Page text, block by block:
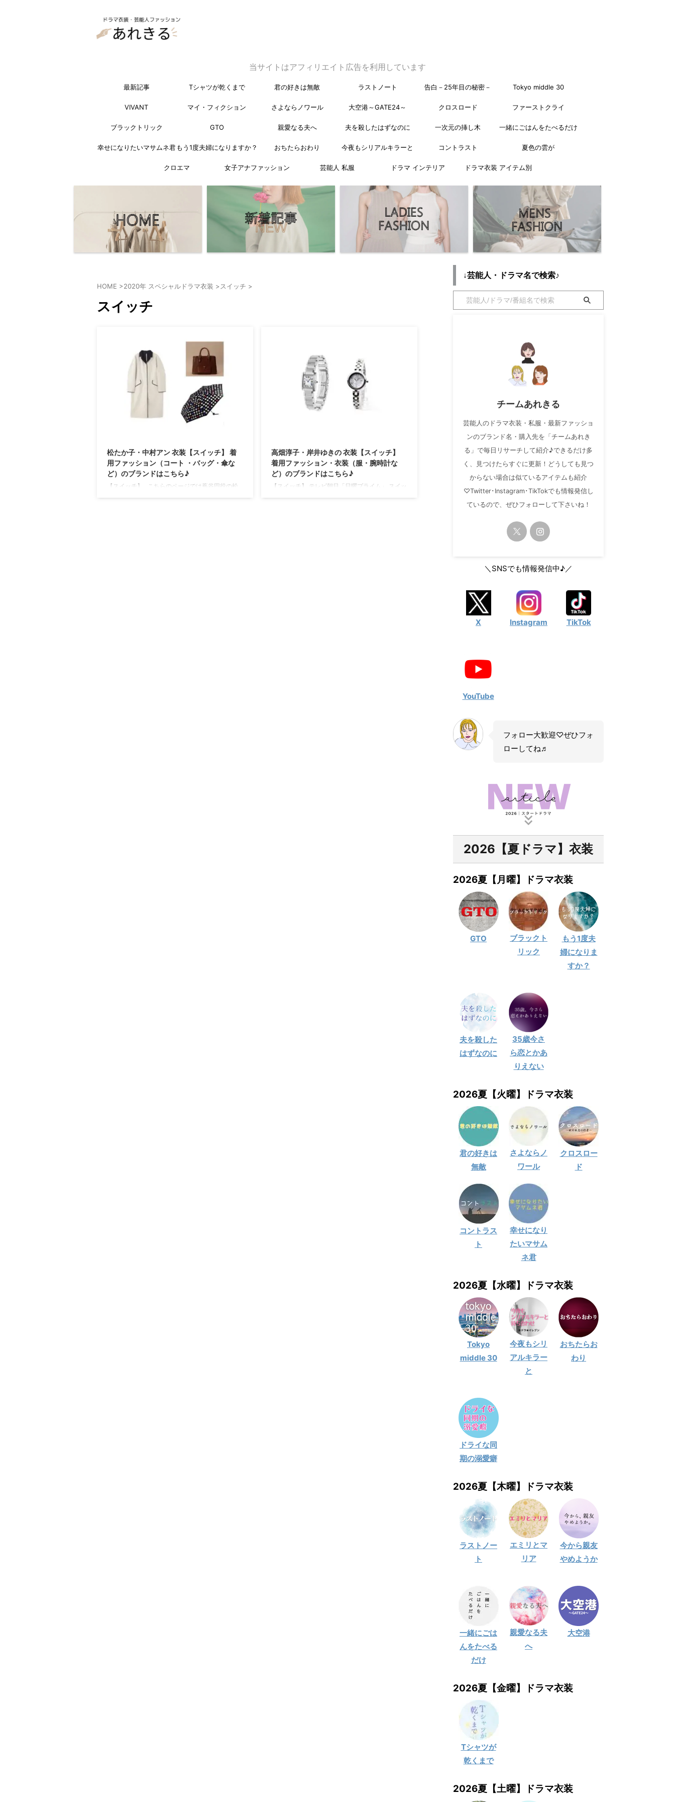
当サイトはアフィリエイト広告を利用しています
最新記事 Tシャツが乾くまで 君の好きは無敵 ラストノート 告白－25年目の秘密－ Tokyo middle 30
VIVANT マイ・フィクション さよならノワール 大空港～GATE24～ クロスロード ファーストクライ
ブラックトリック GTO 親愛なる夫へ 夫を殺したはずなのに 一次元の挿し木 一緒にごはんをたべるだけ
幸せになりたいマサムネ君 もう1度夫婦になりますか？ おちたらおわり 今夜もシリアルキラーと コントラスト 夏色の雲が
クロエマ 女子アナファッション 芸能人 私服 ドラマ インテリア ドラマ衣装 アイテム別
HOME >2020年 スペシャルドラマ衣装 >スイッチ >
スイッチ
松たか子・中村アン 衣装【スイッチ】 着
用ファッション（コート ・バッグ・傘な
ど）のブランドはこちら♪
【スイッチ】 こちらのページでは蔦谷円役の松
高畑淳子・岸井ゆきの 衣装【スイッチ】
着用ファッション・衣装（服・腕時計な
ど）のブランドはこちら♪
【スイッチ】 テレビ朝日「日曜プライム」 スイッ
↓芸能人・ドラマ名で検索♪
チームあれきる
芸能人のドラマ衣装・私服・最新ファッショ
ンのブランド名・購入先を「チームあれき
る」で毎日リサーチして紹介♪できるだけ多
く、見つけたらすぐに更新！どうしても見つ
からない場合は似ているアイテムも紹介
♡Twitter･Instagram･TikTokでも情報発信し
ているので、ぜひフォローして下さいね！
＼SNSでも情報発信中♪／
X Instagram TikTok
YouTube
フォロー大歓迎♡ぜひフォ
ローしてね♬
2026【夏ドラマ】衣装
2026夏【月曜】ドラマ衣装
GTO
ブラックト
リック
もう1度夫
婦になりま
すか？
夫を殺した
はずなのに
35歳今さ
ら恋とかあ
りえない
2026夏【火曜】ドラマ衣装
君の好きは
無敵
さよならノ
ワール
クロスロー
ド
コントラス
ト
幸せになり
たいマサム
ネ君
2026夏【水曜】ドラマ衣装
Tokyo
middle 30
今夜もシリ
アルキラー
と
おちたらお
わり
ドライな同
期の溺愛癖
2026夏【木曜】ドラマ衣装
ラストノー
ト
エミリとマ
リア
今から親友
やめようか
一緒にごは
んをたべる
だけ
親愛なる夫
へ
大空港
2026夏【金曜】ドラマ衣装
Tシャツが
乾くまで
2026夏【土曜】ドラマ衣装